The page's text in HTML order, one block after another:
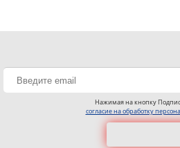
Нажимая на кнопку
согласие на обработку